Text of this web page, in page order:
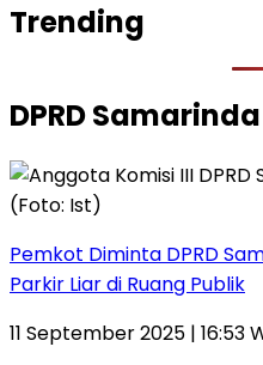
Trending
DPRD Samarinda
Pemkot Diminta DPRD
Parkir Liar di Ruang Publik
11 September 2025 | 16:53